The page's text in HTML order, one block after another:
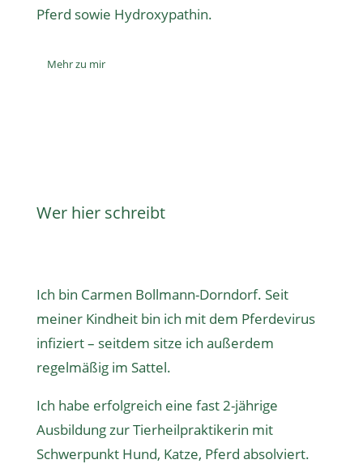
Pferd sowie Hydroxypathin.
Mehr zu mir
Wer hier schreibt
Ich bin Carmen Bollmann-Dorndorf. Seit
meiner Kindheit bin ich mit dem Pferdevirus
infiziert – seitdem sitze ich außerdem
regelmäßig im Sattel.
Ich habe erfolgreich eine fast 2-jährige
Ausbildung zur Tierheilpraktikerin mit
Schwerpunkt Hund, Katze, Pferd absolviert.